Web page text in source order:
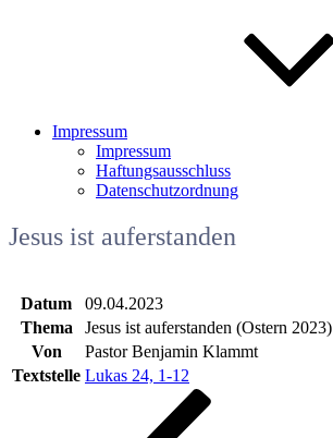
Impressum
Impressum
Haftungsausschluss
Datenschutzordnung
Jesus ist auferstanden
Datum
09.04.2023
Thema
Jesus ist auferstanden (Ostern 2023)
Von
Pastor Benjamin Klammt
Textstelle Lukas 24, 1-12
Beitragsnavigation